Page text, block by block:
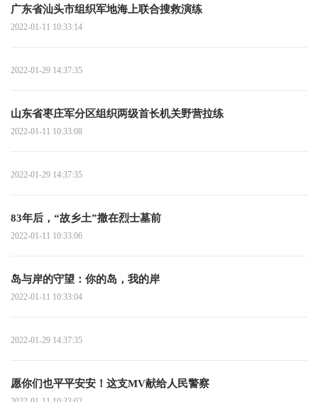
广东省汕头市组织军地海上联合搜救演练
2022-01-11 10:33:14
2022-01-29 14:37:35
山东省枣庄军分区组织两级首长机关野营拉练
2022-01-11 10:33:08
2022-01-29 14:37:35
83年后，“故乡土”撒在烈士墓前
2022-01-11 10:33:06
岛与岸的守望：你的岛，我的岸
2022-01-11 10:33:04
2022-01-29 14:37:35
愿你们也平平安安！这支MV献给人民警察